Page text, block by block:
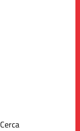
Cerca